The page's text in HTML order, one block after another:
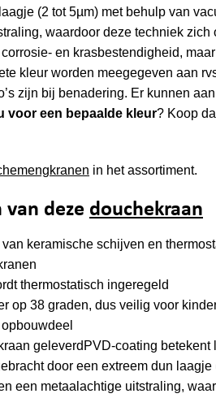
(2 tot 5µm) met behulp van
waardoor deze techniek
en krasbestendigheid,
kleur worden meegegeven aan
zijn bij benadering. Er kunnen
voor een bepaalde kleur? Koop
in het assortiment.
deze douchekraan
keramische schijven en
thermostatisch ingeregeld
op 38 graden, dus veilig voor
geleverdPVD-coating
door een extreem dun
een metaalachtige uitstraling,